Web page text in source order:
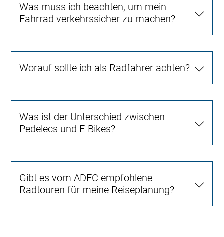
Was muss ich beachten, um mein
Fahrrad verkehrssicher zu machen?
Worauf sollte ich als Radfahrer achten?
Was ist der Unterschied zwischen
Pedelecs und E-Bikes?
Gibt es vom ADFC empfohlene
Radtouren für meine Reiseplanung?